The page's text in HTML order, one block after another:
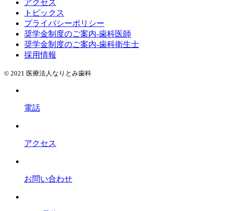
アクセス
トピックス
プライバシーポリシー
奨学金制度のご案内-歯科医師
奨学金制度のご案内-歯科衛生士
採用情報
© 2021 医療法人なりとみ歯科
電話
アクセス
お問い合わせ